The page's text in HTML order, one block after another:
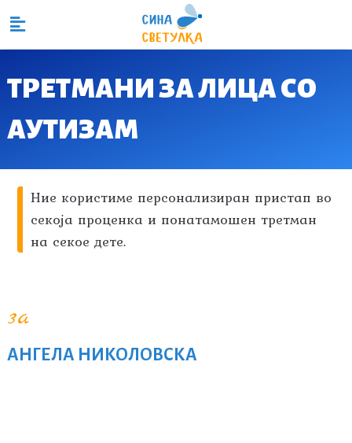
ТРЕТМАНИ ЗА ЛИЦА СО
АУТИЗАМ
Ние користиме персонализиран пристап во
секоја проценка и понатамошен третман
на секое дете.
за
АНГЕЛА НИКОЛОВСКА